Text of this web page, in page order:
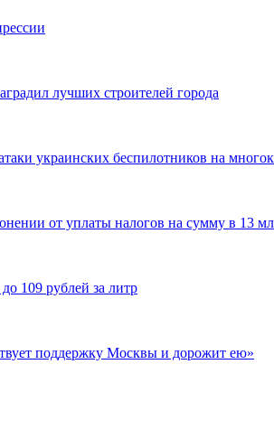
лучших строителей города
украинских беспилотников на
от уплаты налогов на сумму в 13
109 рублей за литр
поддержку Москвы и дорожит ею»